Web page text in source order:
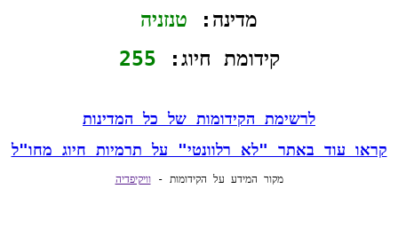
מדינה: טנזניה
קידומת חיוג: 255
לרשימת הקידומות של כל המדינות
קראו עוד באתר "לא רלוונטי" על תרמיות חיוג מחו"ל
מקור המידע על הקידומות - וויקיפדיה